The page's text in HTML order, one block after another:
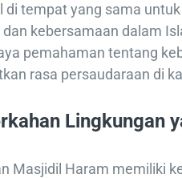
di tempat yang sama
kebersamaan dalam
pemahaman tentang
rasa persaudaraan di
Lingkungan
Masjidil Haram memiliki